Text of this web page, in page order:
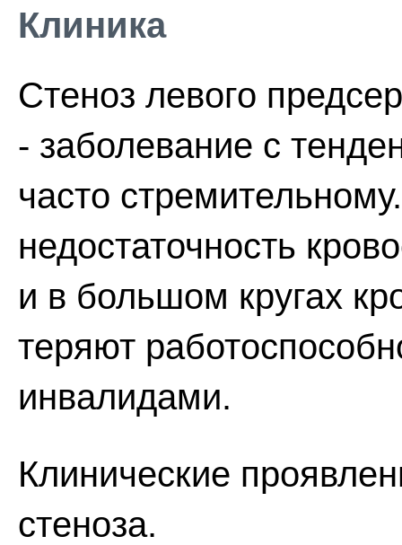
Клиника
Стеноз левого
- заболевание с
часто
недостаточность
и в большом кругах
теряют
инвалидами.
Клинические
стеноза.